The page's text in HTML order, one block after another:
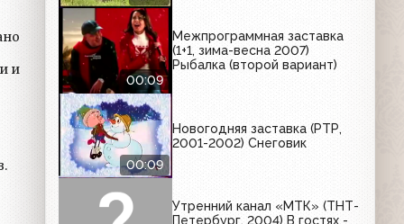
и
00:09
Межпрограммная заставка
(1+1, зима-весна 2007)
Рыбалка (второй вариант)
00:09
Новогодняя заставка (РТР,
2001-2002) Снеговик
Утренний канал «МТК» (ТНТ-
Петербург, 2004) В гостях -